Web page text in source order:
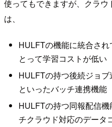
使ってもできますが、クラ
は、
HULFTの機能に統合さ
とって学習コストが低い
HULFTの持つ後続ジョ
といったバッチ連携機能
HULFTの持つ同報配信
チクラウド対応のデータ